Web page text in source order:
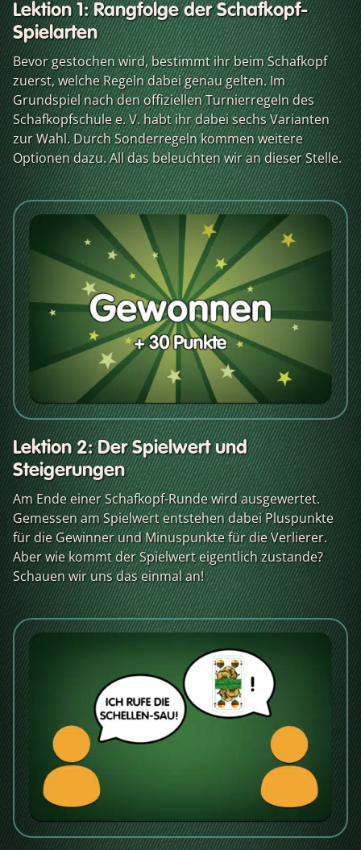
Lektion 1: Rangfolge der Schafkopf-
Spielarten
Bevor gestochen wird, bestimmt ihr beim Schafkopf
zuerst, welche Regeln dabei genau gelten. Im
Grundspiel nach den offiziellen Turnierregeln des
Schafkopfschule e. V. habt ihr dabei sechs Varianten
zur Wahl. Durch Sonderregeln kommen weitere
Optionen dazu. All das beleuchten wir an dieser Stelle.
Lektion 2: Der Spielwert und
Steigerungen
Am Ende einer Schafkopf-Runde wird ausgewertet.
Gemessen am Spielwert entstehen dabei Pluspunkte
für die Gewinner und Minuspunkte für die Verlierer.
Aber wie kommt der Spielwert eigentlich zustande?
Schauen wir uns das einmal an!